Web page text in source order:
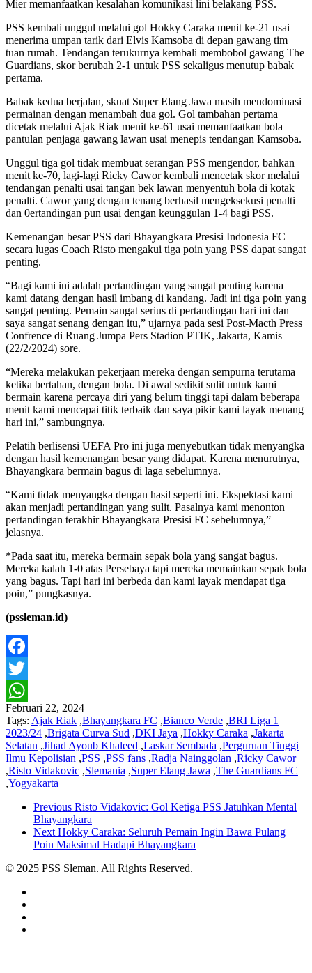
Mier memanfaatkan kesalahan komunikasi lini belakang PSS.
PSS kembali unggul melalui gol Hokky Caraka menit ke-21 usai
menerima umpan tarik dari Elvis Kamsoba di depan gawang tim
tuan rumah. Tendangan terukurnya kembali membobol gawang The
Guardians, skor berubah 2-1 untuk PSS sekaligus menutup babak
pertama.
Babak kedua berjalan, skuat Super Elang Jawa masih mendominasi
permainan dengan menambah dua gol. Gol tambahan pertama
dicetak melalui Ajak Riak menit ke-61 usai memanfaatkan bola
pantulan penjaga gawang lawan usai menepis tendangan Kamsoba.
Unggul tiga gol tidak membuat serangan PSS mengendor, bahkan
menit ke-70, lagi-lagi Ricky Cawor kembali mencetak skor melalui
tendangan penalti usai tangan bek lawan menyentuh bola di kotak
penalti. Cawor yang dengan tenang berhasil mengeksekusi penalti
dan 0ertandingan pun usai dengan keunggulan 1-4 bagi PSS.
Kemenangan besar PSS dari Bhayangkara Presisi Indonesia FC
secara lugas Coach Risto mengakui tiga poin yang PSS dapat sangat
penting.
“Bagi kami ini adalah pertandingan yang sangat penting karena
kami datang dengan hasil imbang di kandang. Jadi ini tiga poin yang
sangat penting. Pemain sangat serius di pertandingan hari ini dan
saya sangat senang dengan itu,” ujarnya pada sesi Post-Macth Press
Confrence di Ruang Jumpa Pers Stadion PTIK, Jakarta, Kamis
(22/2/2024) sore.
“Mereka melakukan pekerjaan mereka dengan sempurna terutama
ketika bertahan, dengan bola. Di awal sedikit sulit untuk kami
bermain karena percaya diri yang belum tinggi tapi dalam beberapa
menit kami mencapai titik terbaik dan saya pikir kami layak menang
hari ini,” sambungnya.
Pelatih berlisensi UEFA Pro ini juga menyebutkan tidak menyangka
dengan hasil kemenangan besar yang didapat. Karena menurutnya,
Bhayangkara bermain bagus di laga sebelumnya.
“Kami tidak menyangka dengan hasil seperti ini. Ekspektasi kami
akan menjadi pertandingan yang sulit. Pasalnya kami menonton
pertandingan terakhir Bhayangkara Presisi FC sebelumnya,”
jelasnya.
*Pada saat itu, mereka bermain sepak bola yang sangat bagus.
Mereka kalah 1-0 atas Persebaya tapi mereka memainkan sepak bola
yang bagus. Tapi hari ini berbeda dan kami layak mendapat tiga
poin,” pungkasnya.
(pssleman.id)
Facebook
Twitter
WhatsApp
Februari 22, 2024
Tags: Ajak Riak ,Bhayangkara FC ,Bianco Verde ,BRI Liga 1
2023/24 ,Brigata Curva Sud ,DKI Jaya ,Hokky Caraka ,Jakarta
Selatan ,Jihad Ayoub Khaleed ,Laskar Sembada ,Perguruan Tinggi
Ilmu Kepolisian ,PSS ,PSS fans ,Radja Nainggolan ,Ricky Cawor
,Risto Vidakovic ,Slemania ,Super Elang Jawa ,The Guardians FC
,Yogyakarta
Previous Risto Vidakovic: Gol Ketiga PSS Jatuhkan Mental
Bhayangkara
Next Hokky Caraka: Seluruh Pemain Ingin Bawa Pulang
Poin Maksimal Hadapi Bhayangkara
© 2025 PSS Sleman. All Rights Reserved.